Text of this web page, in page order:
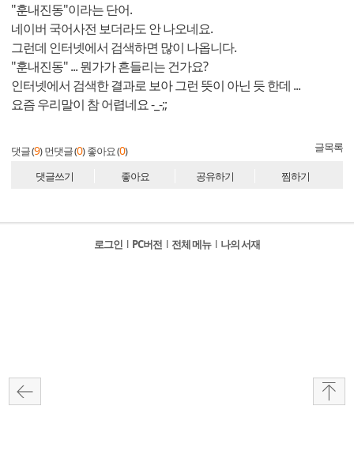
"훈내진동"이라는 단어.
네이버 국어사전 보더라도 안 나오네요.
그런데 인터넷에서 검색하면 많이 나옵니다.
"훈내진동" ... 뭔가가 흔들리는 건가요?
인터넷에서 검색한 결과로 보아 그런 뜻이 아닌 듯 한데 ...
요즘 우리말이 참 어렵네요 -_-;;
댓글 (9) 먼댓글 (0) 좋아요 (0) 글목록
댓글쓰기 좋아요 공유하기 찜하기
로그인 l PC버전 l 전체 메뉴 l 나의 서재